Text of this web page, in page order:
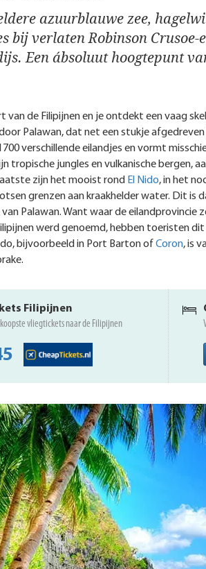
azuurblauwe zee,
bij verlaten Robinson
Een ábsoluut hoogtepunt
van de Filipijnen en je ontdekt een vaag
Palawan, dat net een stukje
verschillende eilandjes en vormt
tropische jungles en vulkanische bergen,
zijn het mooist rond El Nido, in het
grenzen aan kraakhelder water. Dit is
Palawan. Want waar de eilandprovincie
werd genoemd, hebben toeristen
bijvoorbeeld in Port Barton of Coron, is
Filipijnen
vliegtickets naar de Filipijnen